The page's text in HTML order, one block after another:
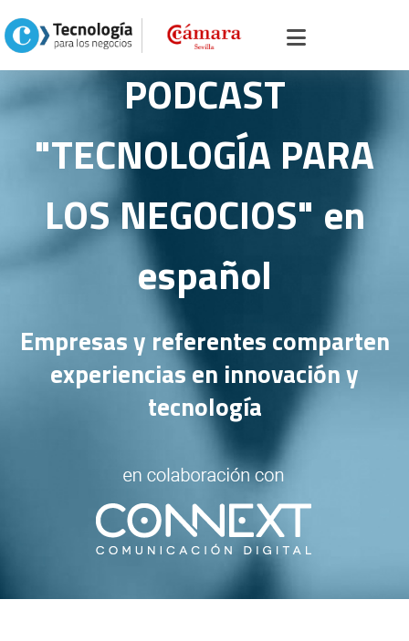
Inicio
PODCAST
"TECNOLOGÍA PARA
LOS NEGOCIOS" en
español
Empresas y referentes comparten
experiencias en innovación y
tecnología